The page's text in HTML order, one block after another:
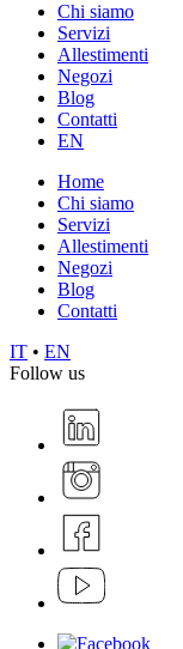
Chi siamo
Servizi
Allestimenti
Negozi
Blog
Contatti
EN
Home
Chi siamo
Servizi
Allestimenti
Negozi
Blog
Contatti
IT • EN
Follow us